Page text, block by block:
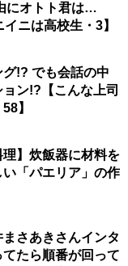
にオトト君は…
ニは高校生・3】
!? でも会話の中
ン!?【こんな上司
58】
理】炊飯器に材料を
「パエリア」の作
さあきさんインタ
たら順番が回って